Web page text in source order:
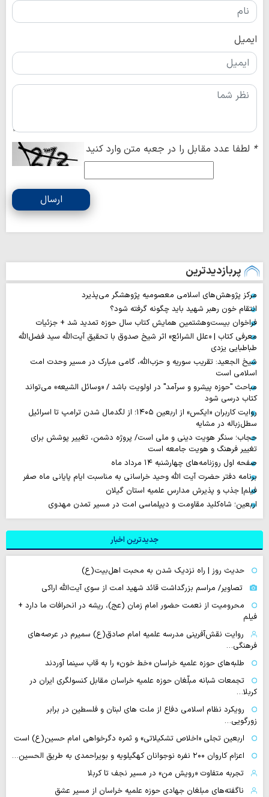
ایمیل
* لطفا عدد مقابل را در جعبه متن وارد کنید
ارسال
پربازدیدترین
مرکز پژوهش‌های اسلامی معصومیه پژوهشگر می‌پذیرد
انتقام خون رهبر شهید باید چگونه گرفته شود؟
فراخوان بیست‌وهشتمین همایش کتاب سال حوزه تمدید شد + جزئیات
معرفی کتاب | «علل الشرائع» اثر شیخ صدوق با تحقیق آیت‌الله سید فضل‌الله
طباطبایی یزدی
شیخ الجعید: تقریب سوریه و حزب‌الله، گامی مبارک در مسیر وحدت امت
اسلامی است
مباحث "حوزه پیشرو و سرآمد" در اولویت باشد / «وسائل الشیعه» می‌تواند
کتاب درسی شود
روایت‌ کاربران «ایکس» از اربعین ۱۴۰۵؛ از لگدمال شدن ترامپ تا اسرائیل
سطل‌زباله‌ در مشایه
حجاب؛ سنگر هویت دینی و ملی است/ پروژه دشمن، تغییر پوشش برای
تغییر فرهنگ و هویت جامعه است
صفحه اول روزنامه‌های چهارشنبه ۱۴ مرداد ماه
برنامه دفتر حضرت آیت الله وحید خراسانی به مناسبت ایام پایانی ماه صفر
فیلم| جذب و پذیرش مدارس علمیه استان گیلان
اربعین؛ شاه‌کلید مقاومت و دیپلماسی امت در مسیر تمدن مهدوی
جدیدترین اخبار
حدیث روز | راه نزدیک شدن به محبت اهل‌بیت(ع)
تصاویر/ مراسم بزرگداشت قائد شهید امت از سوی آیت‌الله اراکی
محرومیت از نعمت حضور امام زمان (عج)، ریشه در انحرافات ما دارد +
فیلم
روایت نقش‌آفرینی مدرسه علمیه امام صادق(ع) سمیرم در عرصه‌های
فرهنگی…
طلبه‌های حوزه علمیه خراسان «خط خون» را به قاب سینما آوردند
تجمعات شبانه مبلّغان حوزه علمیه خراسان مقابل کنسولگری ایران در
کربلا…
رویکرد نظام اسلامی دفاع از ملت های لبنان و فلسطین در برابر
زورگویی…
اربعین تجلی «اخلاص تشکیلاتی» و ثمره دگرخواهی امام حسین(ع) است
اعزام کاروان ۲۰۰ نفره نوجوانان کهگیلویه و بویراحمدی به طریق الحسین…
تجربه متفاوت «رویش من» در مسیر نجف تا کربلا
ناگفته‌های مبلغان جهادی حوزه علمیه خراسان از مسیر عشق